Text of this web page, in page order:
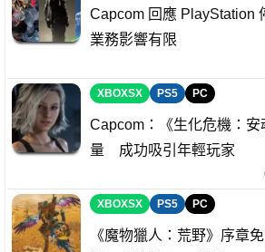
Capcom 回應
業務影響有限
XBOXSX PS5 PC
Capcom：《生化危機：安
量 成功吸引年輕玩家
XBOXSX PS5 PC
《魔物獵人：荒野》序章